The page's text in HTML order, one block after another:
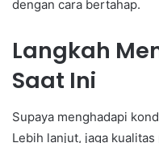
dengan cara bertahap.
Langkah
Saat Ini
Supaya menghadapi
Lebih lanjut, jaga